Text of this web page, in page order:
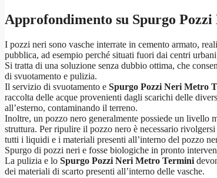
Approfondimento su Spurgo
I pozzi neri sono vasche interrate in cemento armato,
pubblica, ad esempio perché situati fuori dai centri
Si tratta di una soluzione senza dubbio ottima, che
di svuotamento e pulizia.
Il servizio di svuotamento e Spurgo Pozzi Neri Metro
raccolta delle acque provenienti dagli scarichi delle
all’esterno, contaminando il terreno.
Inoltre, un pozzo nero generalmente possiede un livello
struttura. Per ripulire il pozzo nero è necessario
tutti i liquidi e i materiali presenti all’interno del pozzo
Spurgo di pozzi neri e fosse biologiche in pronto
La pulizia e lo Spurgo Pozzi Neri Metro Termini
dei materiali di scarto presenti all’interno delle vasche.